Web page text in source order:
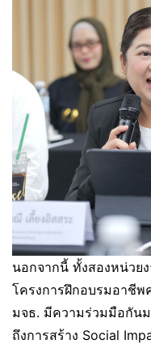
นอกจากนี้ ทั้งสองหน่วย
โครงการฝึกอบรมอาชี
มจธ. มีความร่วมมือกันม
ถึงการสร้าง Social